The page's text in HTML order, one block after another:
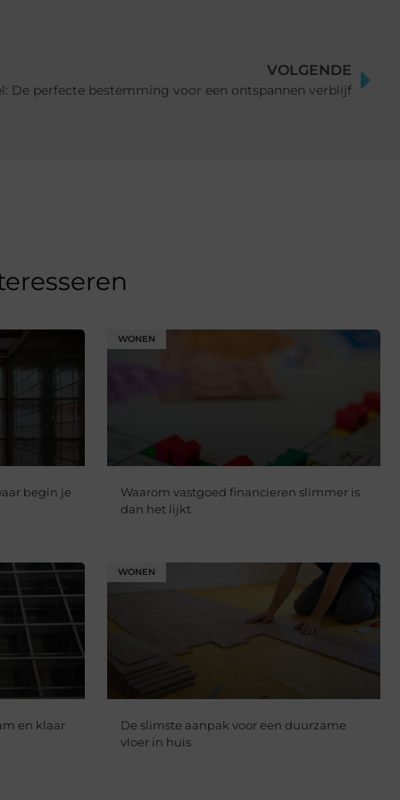
VOLGENDE
De perfecte bestemming voor een ontspannen verblijf
begin je
WONEN
Waarom vastgoed financieren slimmer is
dan het lijkt
en klaar
WONEN
De slimste aanpak voor een duurzame
vloer in huis